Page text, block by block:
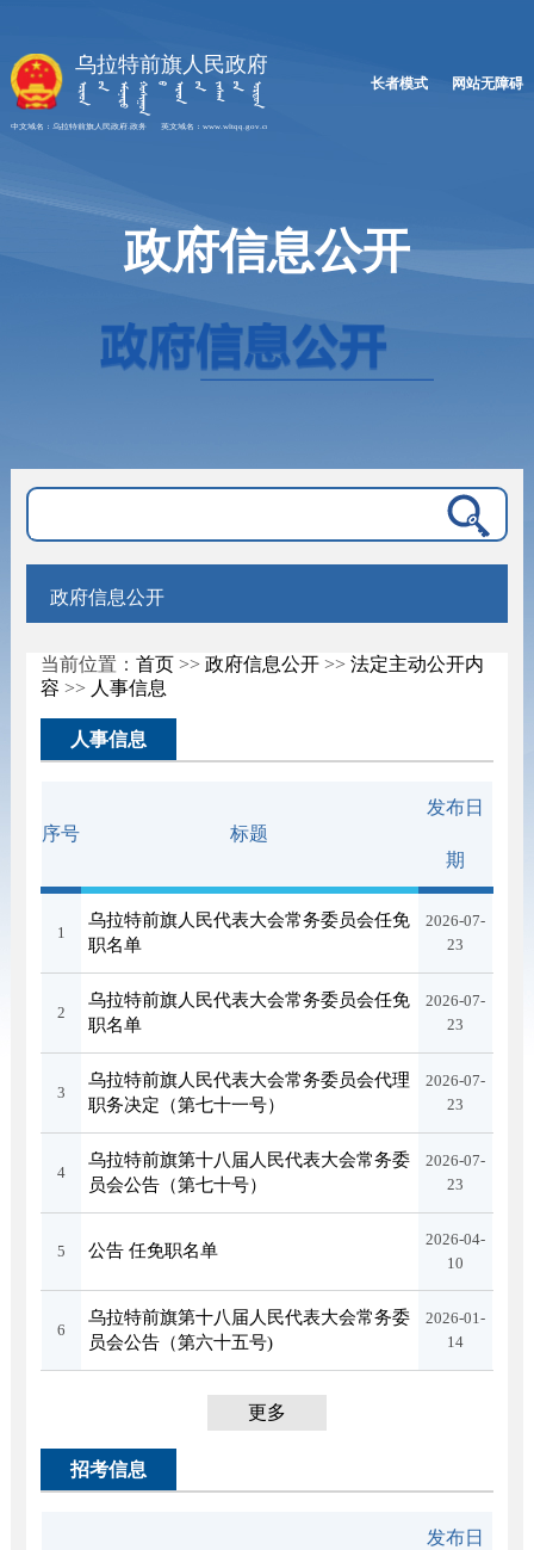
网站无障碍
长者模式
政府信息公开
政府信息公开
当前位置： 首页>> 政府信息公开>> 法定主动公开内
容 >> 人事信息
人事信息
序号 标题
发布日
期
1
乌拉特前旗人民代表大会常务委员会任免
职名单
2026-07-
23
2
乌拉特前旗人民代表大会常务委员会任免
职名单
2026-07-
23
3
乌拉特前旗人民代表大会常务委员会代理
职务决定（第七十一号）
2026-07-
23
4
乌拉特前旗第十八届人民代表大会常务委
员会公告（第七十号）
2026-07-
23
5 公告 任免职名单
2026-04-
10
6
乌拉特前旗第十八届人民代表大会常务委
员会公告（第六十五号)
2026-01-
14
更多
招考信息
发布日